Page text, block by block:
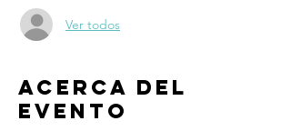
Ver todos
Acerca del
evento